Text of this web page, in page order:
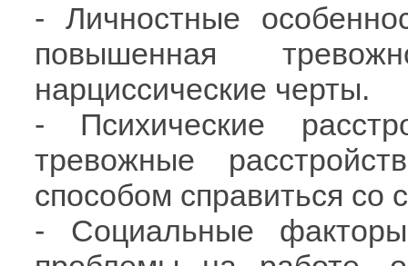
- Личностные
повышенная
нарциссические черты.
- Психические
тревожные
способом справиться со
- Социальные